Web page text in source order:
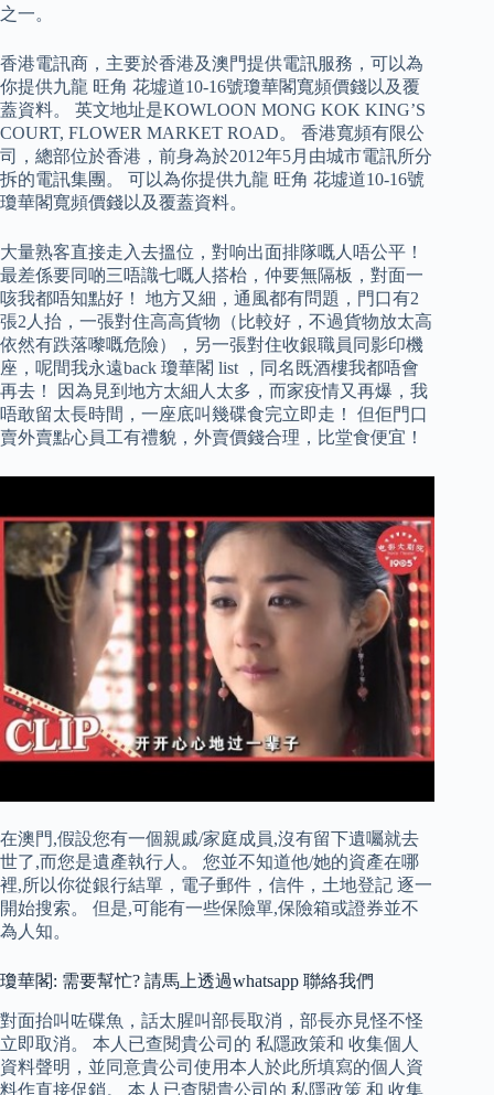
之一。
香港電訊商，主要於香港及澳門提供電訊服務，可以為
你提供九龍 旺角 花墟道10-16號瓊華閣寬頻價錢以及覆
蓋資料。 英文地址是KOWLOON MONG KOK KING’S
COURT, FLOWER MARKET ROAD。 香港寬頻有限公
司，總部位於香港，前身為於2012年5月由城市電訊所分
拆的電訊集團。 可以為你提供九龍 旺角 花墟道10-16號
瓊華閣寬頻價錢以及覆蓋資料。
大量熟客直接走入去搵位，對响出面排隊嘅人唔公平！
最差係要同啲三唔識七嘅人搭枱，仲要無隔板，對面一
咳我都唔知點好！ 地方又細，通風都有問題，門口有2
張2人抬，一張對住高高貨物（比較好，不過貨物放太高
依然有跌落嚟嘅危險），另一張對住收銀職員同影印機
座，呢間我永遠back 瓊華閣 list ，同名既酒樓我都唔會
再去！ 因為見到地方太細人太多，而家疫情又再爆，我
唔敢留太長時間，一座底叫幾碟食完立即走！ 但佢門口
賣外賣點心員工有禮貌，外賣價錢合理，比堂食便宜！
在澳門,假設您有一個親戚/家庭成員,沒有留下遺囑就去
世了,而您是遺產執行人。 您並不知道他/她的資產在哪
裡,所以你從銀行結單，電子郵件，信件，土地登記 逐一
開始搜索。 但是,可能有一些保險單,保險箱或證券並不
為人知。
瓊華閣: 需要幫忙? 請馬上透過whatsapp 聯絡我們
對面抬叫咗碟魚，話太腥叫部長取消，部長亦見怪不怪
立即取消。 本人已查閱貴公司的 私隱政策和 收集個人
資料聲明，並同意貴公司使用本人於此所填寫的個人資
料作直接促銷。 本人已查閱貴公司的 私隱政策 和 收集